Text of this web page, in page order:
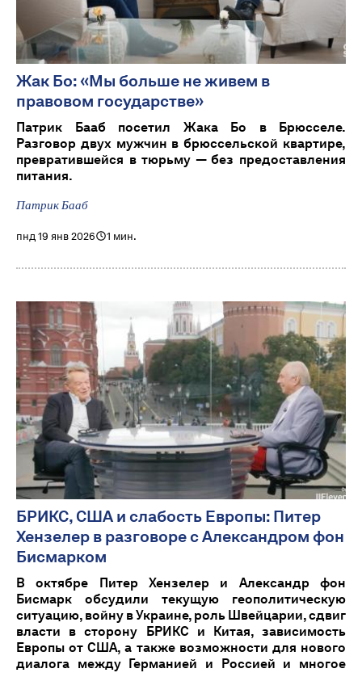
Жак Бо: «Мы больше не живем в
правовом государстве»
Патрик Бааб посетил Жака Бо в Брюсселе.
Разговор двух мужчин в брюссельской квартире,
превратившейся в тюрьму — без предоставления
питания.
Патрик Бааб
пнд 19 янв 2026 1 мин.
БРИКС, США и слабость Европы: Питер
Хензелер в разговоре с Александром фон
Бисмарком
В октябре Питер Хензелер и Александр фон
Бисмарк обсудили текущую геополитическую
ситуацию, войну в Украине, роль Швейцарии, сдвиг
власти в сторону БРИКС и Китая, зависимость
Европы от США, а также возможности для нового
диалога между Германией и Россией и многое